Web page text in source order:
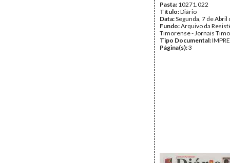
Pasta: 10271.022
Título:Diário
Data:Segunda, 7 de Abril
Fundo:Arquivo da
Timorense - Jornais
Tipo Documental:
Página(s):3